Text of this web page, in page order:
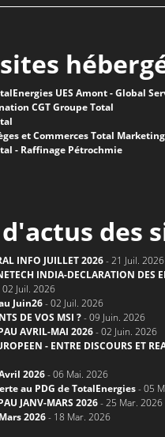
UES Amont - Global
CGT Groupe Total
et Commerces Total
- Raffinage Pétrochmie
des
INFO JUILLET 2026- 21 Juil. 2026
INDIA-DECLARATION DES
02 Juil. 2026
Juin26- 02 Juil. 2026
DE VOS MSI ?- 09 Juin. 2026
AVRIL-MAI 2026- 02 Juin. 2026
- ENTRE DISCOURS ET
2026- 06 Mai. 2026
au PDG de TotalEnergies- 05
JANV-MARS 2026- 25 Mar. 2026
2026- 18 Mar. 2026